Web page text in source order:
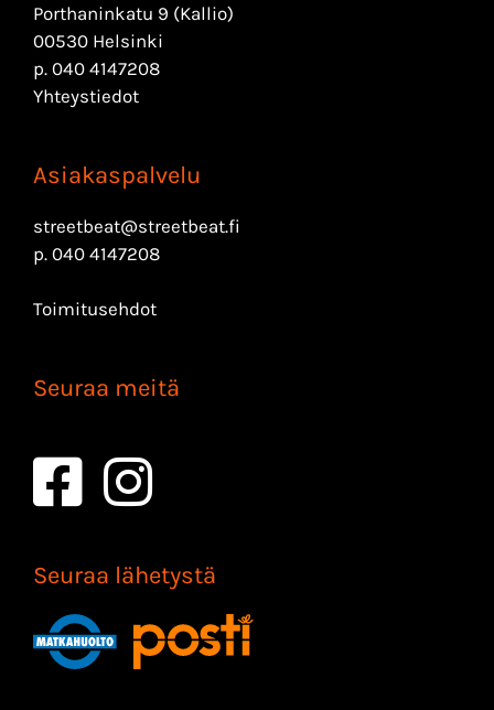
Porthaninkatu 9 (Kallio)
00530 Helsinki
p. 040 4147208
Yhteystiedot
Asiakaspalvelu
streetbeat@streetbeat.fi
p. 040 4147208
Toimitusehdot
Seuraa meitä
Seuraa lähetystä